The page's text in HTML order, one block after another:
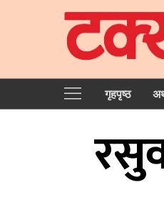
गृहपृष्‍ठ